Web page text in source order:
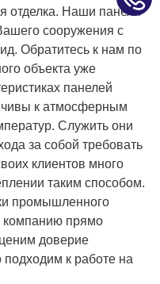
отделка. Наши панели
сооружения с
Обратитесь к нам по
объекта уже
панелей
к атмосферным
Служить они
за собой требовать
клиентов много
таким способом.
промышленного
компанию прямо
доверие
подходим к работе на